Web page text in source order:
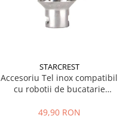
STARCREST
Accesoriu Tel inox compatibil
cu robotii de bucatarie
1500RD
49,90 RON